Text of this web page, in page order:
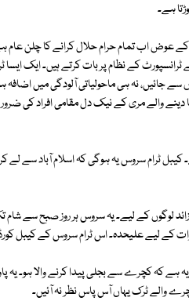
ہے۔
عوض اب تمام حرام حلال کرانے کا چلن عام
کے نظام پر بات کرتے ہیں۔ ایک
جائیں، نہ ہی ماحولیاتی آلودگی میں اضافہ
والے مری کے نیک دل مقامی افراد کی
ٹرام سروس یہ ہوگی کہ اسلام آباد سے لے
زائد لوگوں کے لیے۔ یہ سروس ہر روز صبح سے
لیے علیحدہ۔ اس ٹرام سروس کے کیبل کورڈ
ہے کہ کچرے سے بجلی پیدا کرنے والا ہو۔ یہ
والے ٹرک یہاں آس پاس نظر نہ آئیں۔